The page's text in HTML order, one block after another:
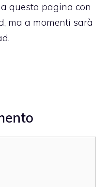
questa pagina con
ma a momenti sarà